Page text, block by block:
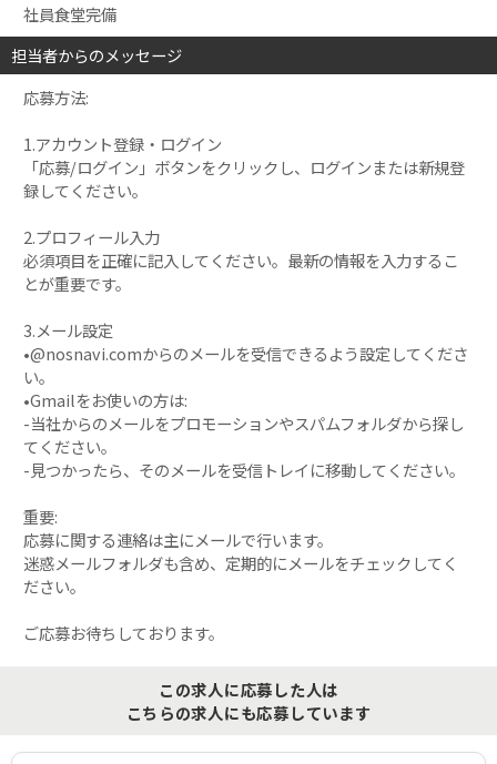
社員食堂完備
担当者からのメッセージ
応募方法:
1.アカウント登録・ログイン
「応募/ログイン」ボタンをクリックし、ログインまたは新規登
録してください。
2.プロフィール入力
必須項目を正確に記入してください。最新の情報を入力するこ
とが重要です。
3.メール設定
•@nosnavi.comからのメールを受信できるよう設定してくださ
い。
•Gmailをお使いの方は:
-当社からのメールをプロモーションやスパムフォルダから探し
てください。
-見つかったら、そのメールを受信トレイに移動してください。
重要:
応募に関する連絡は主にメールで行います。
迷惑メールフォルダも含め、定期的にメールをチェックしてく
ださい。
ご応募お待ちしております。
この求人に応募した人は
こちらの求人にも応募しています